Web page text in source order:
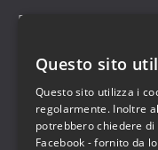
Discoteche
Formazione
Musica, Eventi Live,
Sport & Motori
Biglietteria SIAE
Questo sito
Questo sito utilizza i
regolarmente. Inoltre
potrebbero chiedere
Facebook - fornito da